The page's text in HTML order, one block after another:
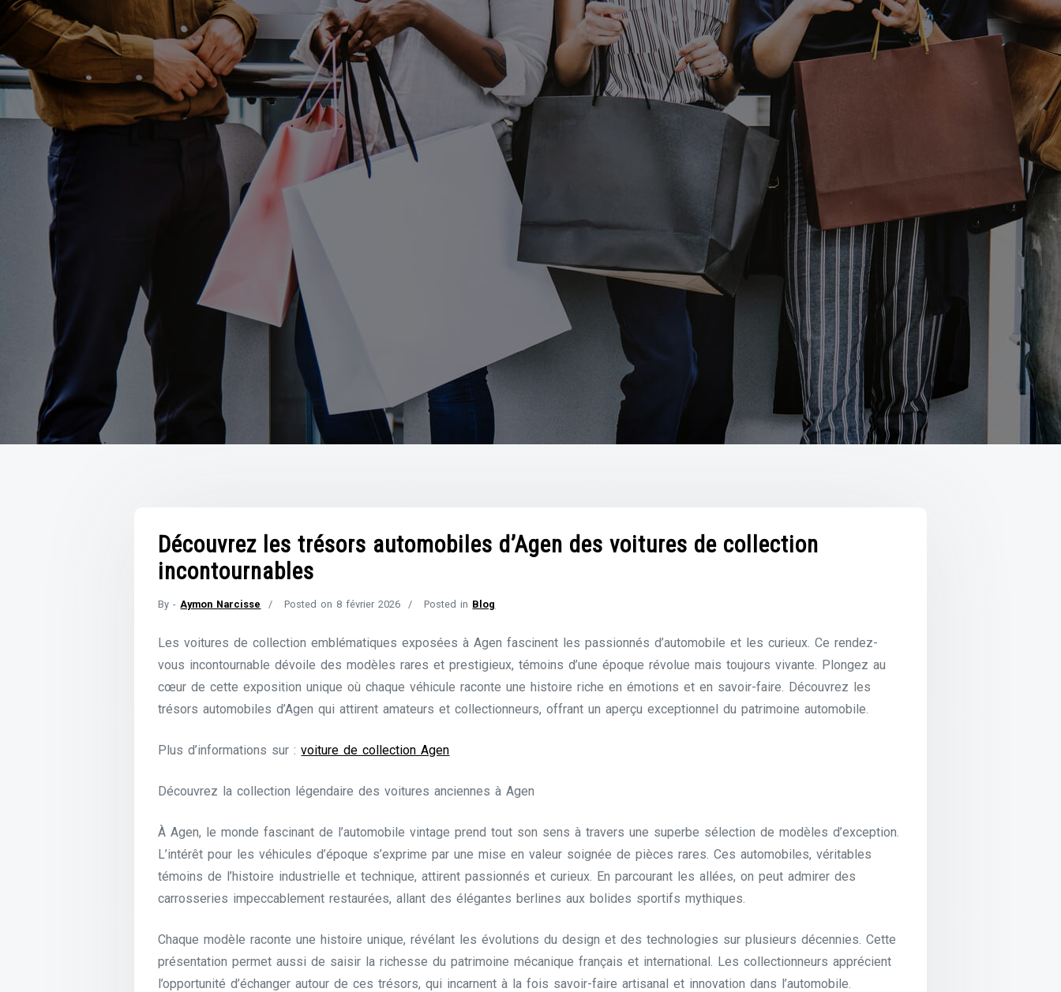
Découvrez les trésors automobiles d’Agen des voitures de collection
incontournables
By -Aymon Narcisse Posted on 8 février 2026 Posted in Blog
Les voitures de collection emblématiques exposées à Agen fascinent les passionnés d’automobile et les curieux. Ce rendez-
vous incontournable dévoile des modèles rares et prestigieux, témoins d’une époque révolue mais toujours vivante. Plongez au
cœur de cette exposition unique où chaque véhicule raconte une histoire riche en émotions et en savoir-faire. Découvrez les
trésors automobiles d’Agen qui attirent amateurs et collectionneurs, offrant un aperçu exceptionnel du patrimoine automobile.
Plus d’informations sur :voiture de collection Agen
Découvrez la collection légendaire des voitures anciennes à Agen
À Agen, le monde fascinant de l’automobile vintage prend tout son sens à travers une superbe sélection de modèles d’exception.
L’intérêt pour les véhicules d’époque s’exprime par une mise en valeur soignée de pièces rares. Ces automobiles, véritables
témoins de l’histoire industrielle et technique, attirent passionnés et curieux. En parcourant les allées, on peut admirer des
carrosseries impeccablement restaurées, allant des élégantes berlines aux bolides sportifs mythiques.
Chaque modèle raconte une histoire unique, révélant les évolutions du design et des technologies sur plusieurs décennies. Cette
présentation permet aussi de saisir la richesse du patrimoine mécanique français et international. Les collectionneurs apprécient
l’opportunité d’échanger autour de ces trésors, qui incarnent à la fois savoir-faire artisanal et innovation dans l’automobile.